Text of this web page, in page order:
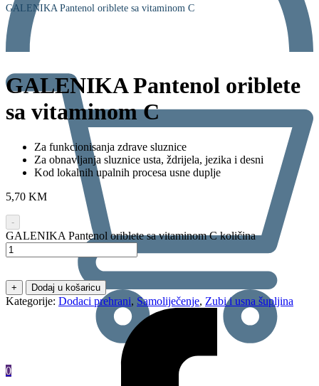
0
GALENIKA Pantenol oriblete sa vitaminom C
GALENIKA Pantenol oriblete
sa vitaminom C
Za funkcionisanja zdrave sluznice
Za obnavljanja sluznice usta, ždrijela, jezika i desni
Kod lokalnih upalnih procesa usne duplje
5,70 KM
-
GALENIKA Pantenol oriblete sa vitaminom C količina
+ Dodaj u košaricu
Kategorije: Dodaci prehrani, Samoliječenje, Zubi i usna šupljina